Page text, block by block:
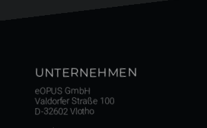
UNTERNEHMEN
eOPUS GmbH
Valdorfer Straße 100
D-32602 Vlotho